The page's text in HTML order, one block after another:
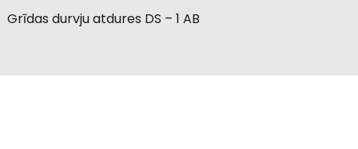
Grīdas durvju atdures DS – 1 AB